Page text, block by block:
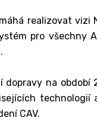
realizovat
pro všechny
na
CAV.